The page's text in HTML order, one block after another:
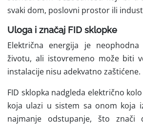
svaki dom, poslovni prostor ili
Uloga i značaj FID sklopke
Električna energija je
životu, ali istovremeno može biti
instalacije nisu adekvatno zaštićene.
FID sklopka nadgleda električno
koja ulazi u sistem sa onom koja
najmanje odstupanje, što